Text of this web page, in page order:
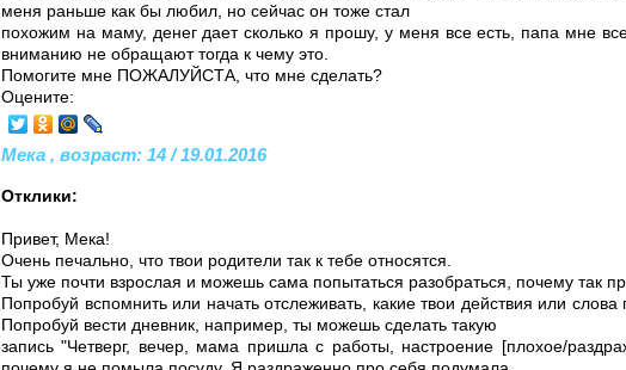
меня раньше как бы любил, но сейчас он тоже стал
похожим на маму, денег дает сколько я прошу, у меня все есть, папа мне
вниманию не обращают тогда к чему это.
Помогите мне ПОЖАЛУЙСТА, что мне сделать?
Оцените:
Мека , возраст: 14 / 19.01.2016
Отклики:
Привет, Мека!
Очень печально, что твои родители так к тебе относятся.
Ты уже почти взрослая и можешь сама попытаться разобраться, почему так
Попробуй вспомнить или начать отслеживать, какие твои действия или слова
Попробуй вести дневник, например, ты можешь сделать такую
запись "Четверг, вечер, мама пришла с работы, настроение [плохое/